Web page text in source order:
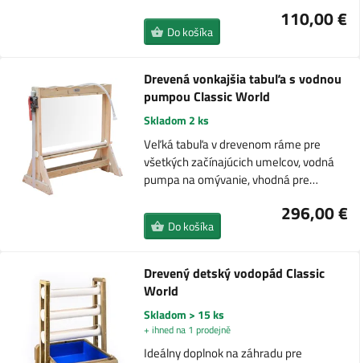
110,00 €
Do košíka
Drevená vonkajšia tabuľa s vodnou
pumpou Classic World
Skladom 2 ks
Veľká tabuľa v drevenom ráme pre
všetkých začínajúcich umelcov, vodná
pumpa na omývanie, vhodná pre…
296,00 €
Do košíka
Drevený detský vodopád Classic
World
Skladom > 15 ks
+ ihned na 1 prodejně
Ideálny doplnok na záhradu pre